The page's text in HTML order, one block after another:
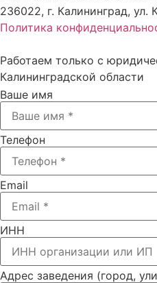
236022, г. Калининград, ул.
Политика
Работаем только с
Калининградской области
Ваше имя
Телефон
Email
ИНН
Адрес заведения (город,